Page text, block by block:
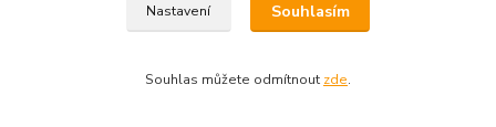
Nastavení Souhlasím
Souhlas můžete odmítnout zde.